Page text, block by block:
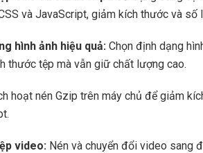
và JavaScript, giảm kích thước và số
hình ảnh hiệu quả: Chọn định dạng
thước tệp mà vẫn giữ chất lượng cao.
hoạt nén Gzip trên máy chủ để giảm
video: Nén và chuyển đổi video sang